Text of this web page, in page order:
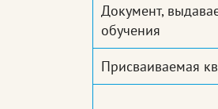
Документ,
обучения
Присваиваемая